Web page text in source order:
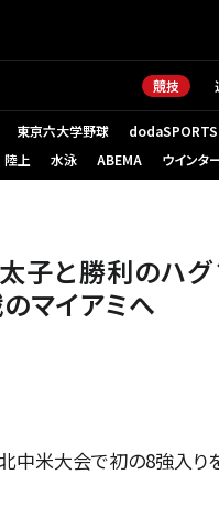
競技
東京六大学野球 dodaSPORTS
（新しいタブで開
陸上 水泳 ABEMA ウインタ
子と勝利のハ
マイアミへ
中米大会で初の8強入り